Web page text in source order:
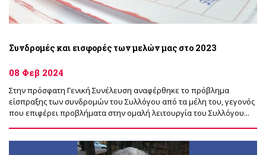
Συνδρομές και εισφορές των μελών μας στο 2023
08 Φεβ 2024
Στην πρόσφατη Γενική Συνέλευση αναφέρθηκε το πρόβλημα
είσπραξης των συνδρομών του Συλλόγου από τα μέλη του, γεγονός
που επιφέρει προβλήματα στην ομαλή λειτουργία του Συλλόγου...